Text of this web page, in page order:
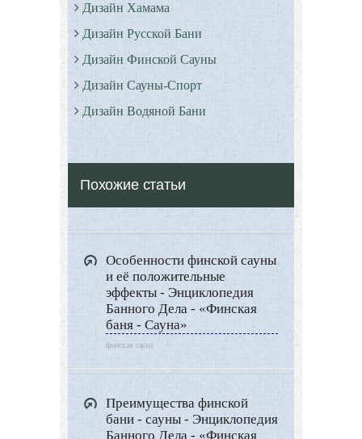
Дизайн Хамама
Дизайн Русской Бани
Дизайн Финской Сауны
Дизайн Сауны-Спорт
Дизайн Водяной Бани
Римские бани - Термы
Серные бани
Все о Сауне и Банях
Дизайн Саун
Типы Бань
Экстерьер
Декор
Двор и сад
Архитектура
Дизайн интерьера
Ландшафтный дизайн
LIMITED EDITION
Похожие статьи
Особенности финской сауны
и её положительные
эффекты - Энциклопедия
Банного Дела - «Финская
баня - Сауна»
финская сауна
Преимущества финской
бани - сауны - Энциклопедия
Банного Дела - «Финская